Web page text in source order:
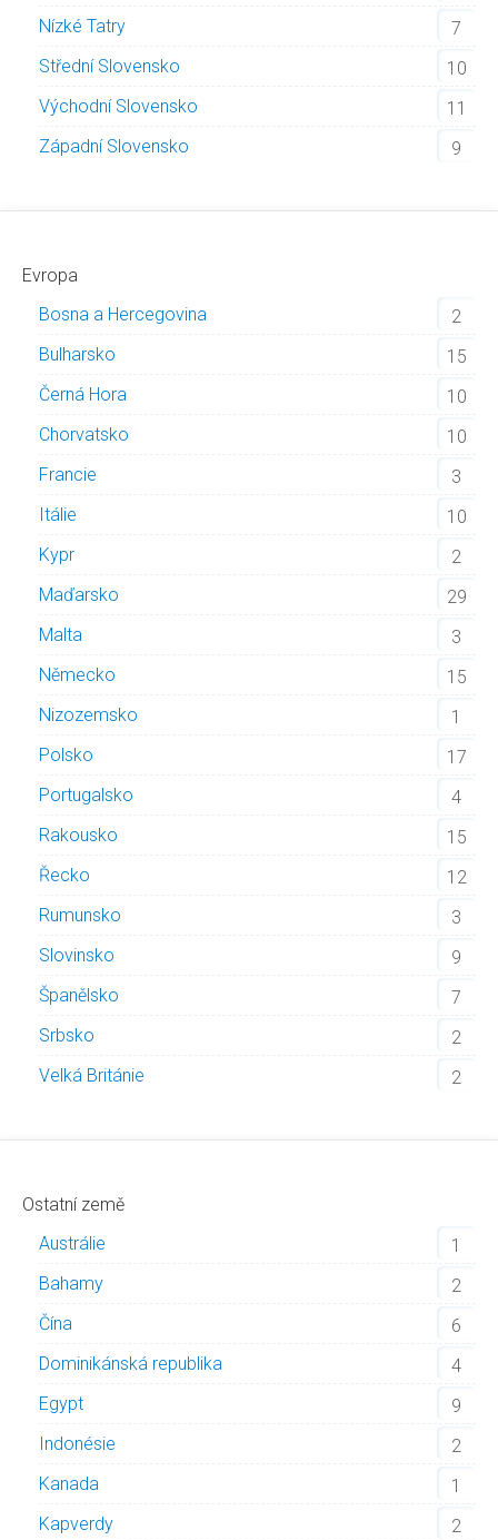
Nízké Tatry
7
Střední Slovensko
10
Východní Slovensko
11
Západní Slovensko
9
Evropa
Bosna a Hercegovina
2
Bulharsko
15
Černá Hora
10
Chorvatsko
10
Francie
3
Itálie
10
Kypr
2
Maďarsko
29
Malta
3
Německo
15
Nizozemsko
1
Polsko
17
Portugalsko
4
Rakousko
15
Řecko
12
Rumunsko
3
Slovinsko
9
Španělsko
7
Srbsko
2
Velká Británie
2
Ostatní země
Austrálie
1
Bahamy
2
Čína
6
Dominikánská republika
4
Egypt
9
Indonésie
2
Kanada
1
Kapverdy
2